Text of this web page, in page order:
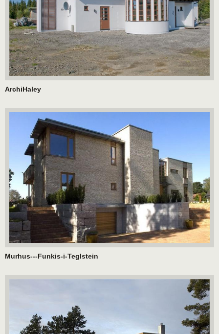
ArchiHaley
Murhus---Funkis-i-Teglstein